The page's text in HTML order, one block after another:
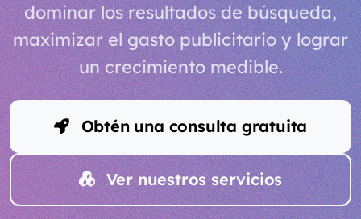
dominar los resultados de búsqueda,
maximizar el gasto publicitario y lograr
un crecimiento medible.
Obtén una consulta gratuita
Ver nuestros servicios